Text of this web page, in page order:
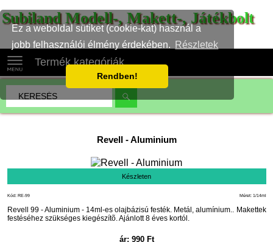
Ez a weboldal sütiket (cookie-kat) használ a
jobb felhasználói élmény érdekében.
Részletek
Rendben!
Subiland Modell-, Makett-, Játékbolt
Termék kategóriák
Revell -Aluminium
Készleten
Méret: 1/14ml
Kód: RE-99
Revell 99 - Aluminium - 14ml-es olajbázisú festék. Metál, alumínium.. Makettek
festéséhez szükséges kiegészítõ. Ajánlott 8 éves kortól.
ár: 990Ft